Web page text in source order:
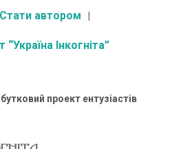
Стати автором
Інкогніта”
проект ентузіастів